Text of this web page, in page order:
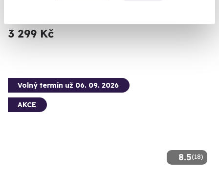
3 299 Kč
8.5(18)
Volný termín už 06. 09. 2026
AKCE